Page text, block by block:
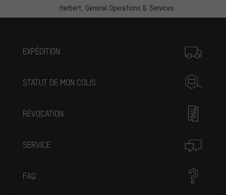
Herbert, General Operations & Services
EXPÉDITION
STATUT DE MON COLIS
RÉVOCATION
SERVICE
FAQ